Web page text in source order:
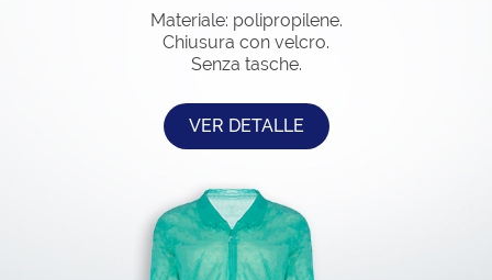
Materiale: polipropilene.
Chiusura con velcro.
Senza tasche.
VER DETALLE